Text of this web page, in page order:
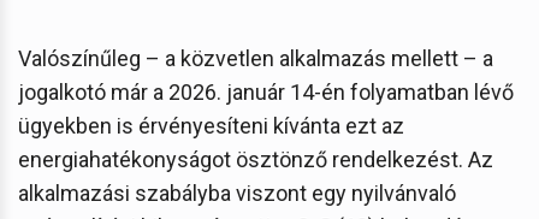
Valószínűleg – a közvetlen alkalmazás mellett – a
jogalkotó már a 2026. január 14-én folyamatban lévő
ügyekben is érvényesíteni kívánta ezt az
energiahatékonyságot ösztönző rendelkezést. Az
alkalmazási szabályba viszont egy nyilvánvaló